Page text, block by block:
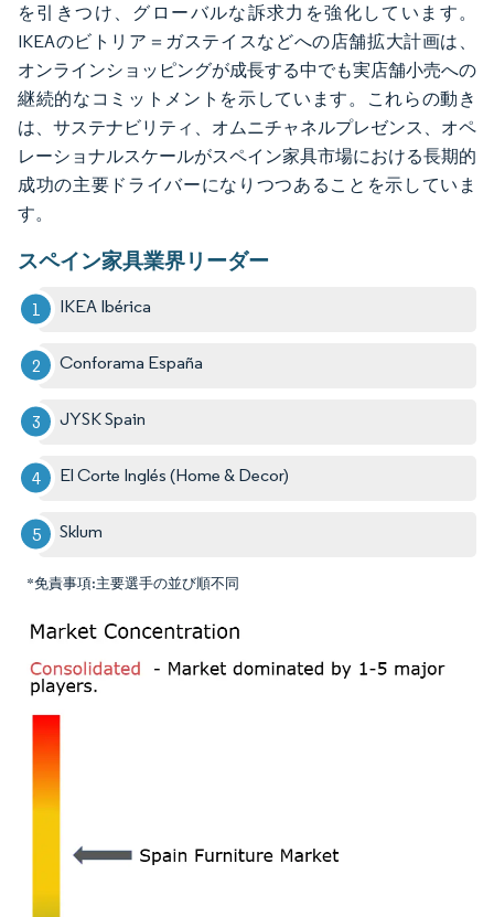
を引きつけ、グローバルな訴求力を強化しています。
IKEAのビトリア＝ガステイスなどへの店舗拡大計画は、
オンラインショッピングが成長する中でも実店舗小売への
継続的なコミットメントを示しています。これらの動き
は、サステナビリティ、オムニチャネルプレゼンス、オペ
レーショナルスケールがスペイン家具市場における長期的
成功の主要ドライバーになりつつあることを示していま
す。
スペイン家具業界リーダー
IKEA Ibérica
Conforama España
JYSK Spain
El Corte Inglés (Home & Decor)
Sklum
*免責事項:主要選手の並び順不同